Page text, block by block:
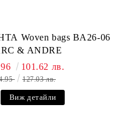
bags BA26-06
& ANDRE
101.62 лв.
127.03 лв.
Виж детайли